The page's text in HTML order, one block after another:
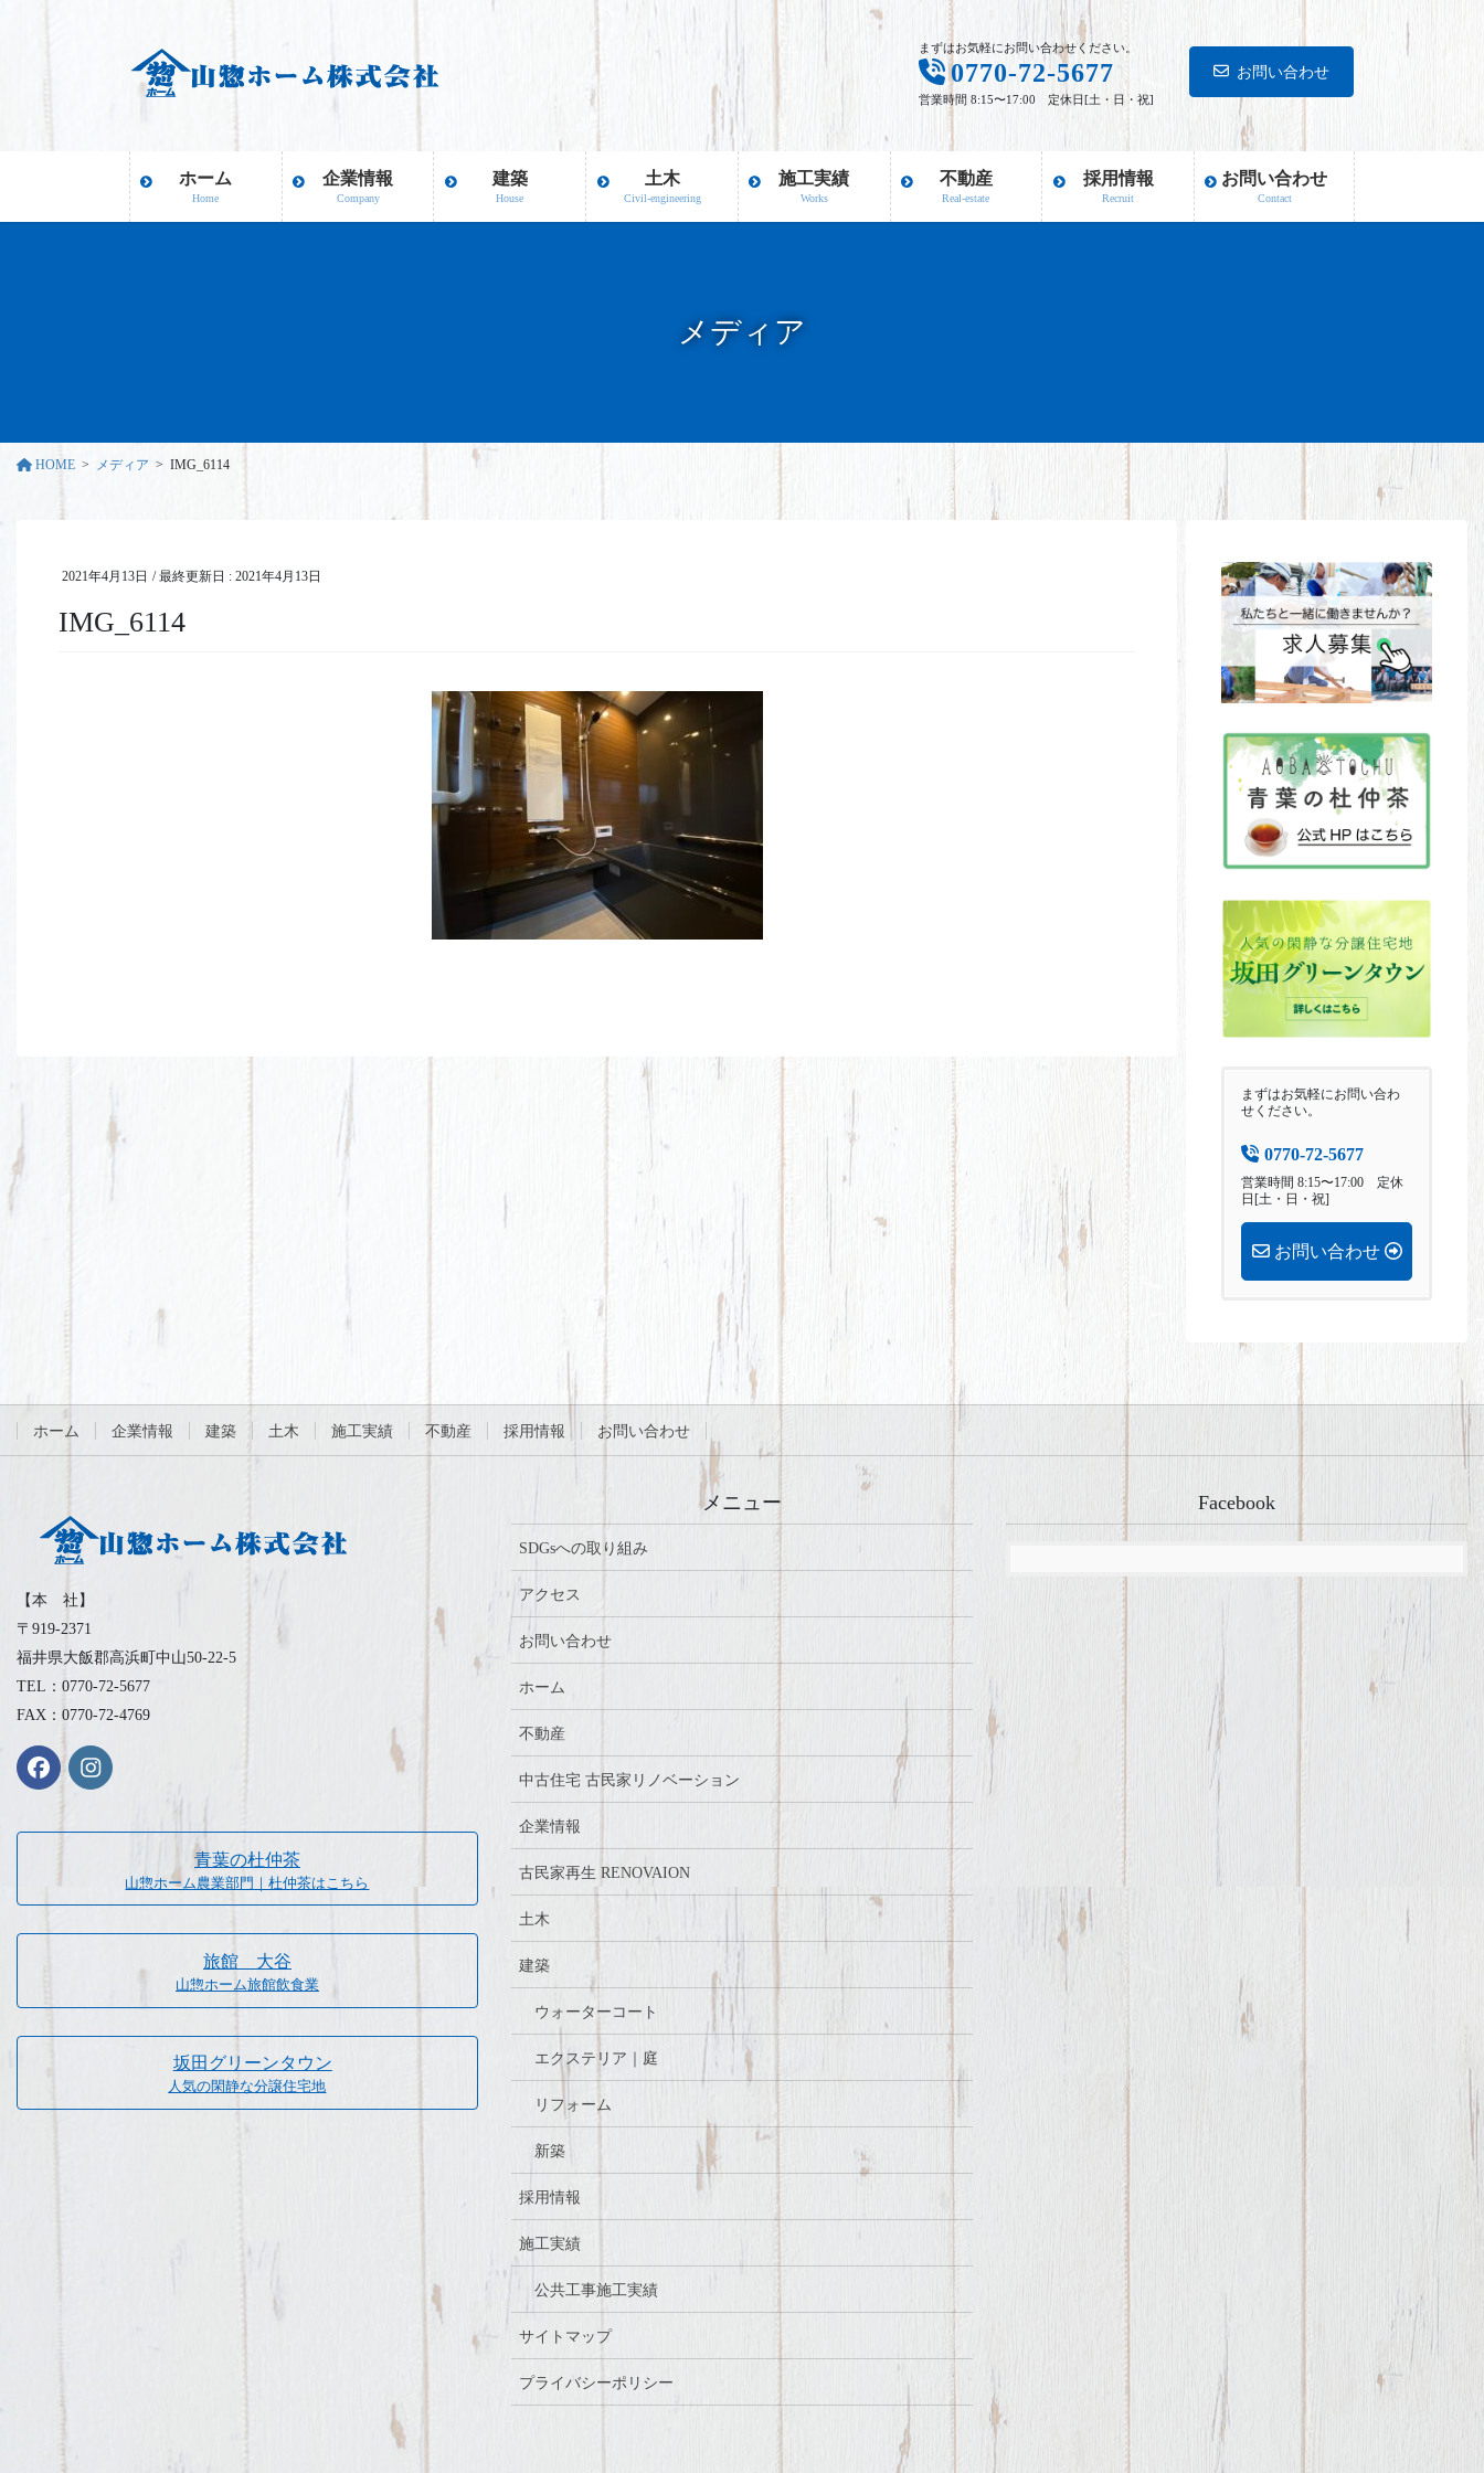
移
まずはお気軽にお問い合わせください。
0770-72-5677
営業時間 8:15〜17:00 定休日[土・日・祝]
お問い合わせ
ホーム
Home
企業情報
Company
建築
House
土木
Civil-engineering
施工実績
Works
不動産
Real-estate
採用情報
Recruit
お問い合わせ
Contact
メディア
HOME メディア IMG_6114
2021年4月13日 / 最終更新日 :2021年4月13日
IMG_6114
まずはお気軽にお問い合わ
せください。
0770-72-5677
営業時間 8:15〜17:00 定休
日[土・日・祝]
お問い合わせ
ホーム 企業情報 建築 土木 施工実績 不動産 採用情報 お問い合わせ
【本 社】
〒919-2371
福井県大飯郡高浜町中山50-22-5
TEL：0770-72-5677
FAX：0770-72-4769
青葉の杜仲茶
山惣ホーム農業部門｜杜仲茶はこちら
旅館 大谷
山惣ホーム旅館飲食業
坂田グリーンタウン
人気の閑静な分譲住宅地
メニュー
SDGsへの取り組み
アクセス
お問い合わせ
ホーム
不動産
中古住宅 古民家リノベーション
企業情報
古民家再生 RENOVAION
土木
建築
ウォーターコート
エクステリア｜庭
リフォーム
新築
採用情報
施工実績
公共工事施工実績
サイトマップ
プライバシーポリシー
Facebook